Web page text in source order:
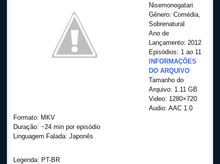
Nisemonogatari
Gênero: Comédia,
Sobrenatural
Ano de
Lançamento: 2012
Episódios: 1 ao 11
INFORMAÇÕES
DO ARQUIVO
Tamanho do
Arquivo: 1.11 GB
Video: 1280×720
Audio: AAC 1.0
Formato: MKV
Duração: ~24 min por episódio
Linguagem Falada: Japonês
Legenda: PT-BR